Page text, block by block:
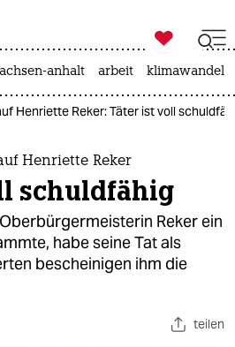
zahl ich
ich

taz zahl ich
anhalt arbeit klimawandel
Henriette Reker: Täter ist voll
Henriette Reker
schuldfähig
Reker ein
habe seine Tat als
bescheinigen ihm die
teilen